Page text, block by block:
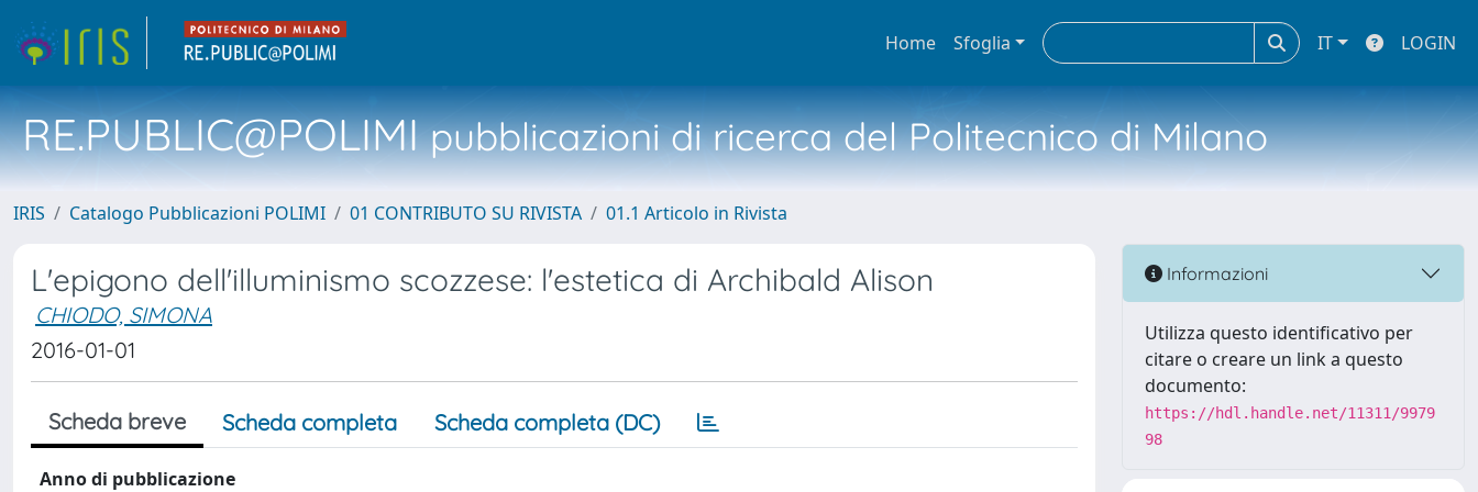
Home Sfoglia IT LOGIN
RE.PUBLIC@POLIMIpubblicazioni di ricerca del Politecnico di Milano
IRIS Catalogo Pubblicazioni POLIMI 01 CONTRIBUTO SU RIVISTA 01.1 Articolo in Rivista
L'epigono dell'illuminismo scozzese: l'estetica di Archibald Alison
CHIODO, SIMONA
2016-01-01
Scheda breve Scheda completa Scheda completa (DC)
Anno di pubblicazione
Informazioni
Utilizza questo identificativo per
citare o creare un link a questo
documento:
https://hdl.handle.net/11311/9979
98